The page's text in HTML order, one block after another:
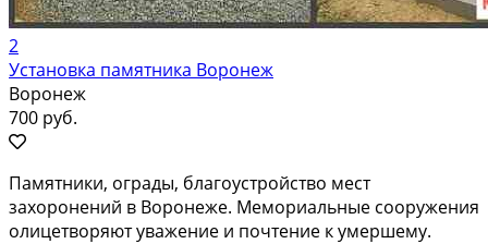
2
Установка памятника Воронеж
Воронеж
700 руб.
Памятники, ограды, благоустройство мест
захоронений в Воронеже. Мемориальные сооружения
олицетворяют уважение и почтение к умершему.